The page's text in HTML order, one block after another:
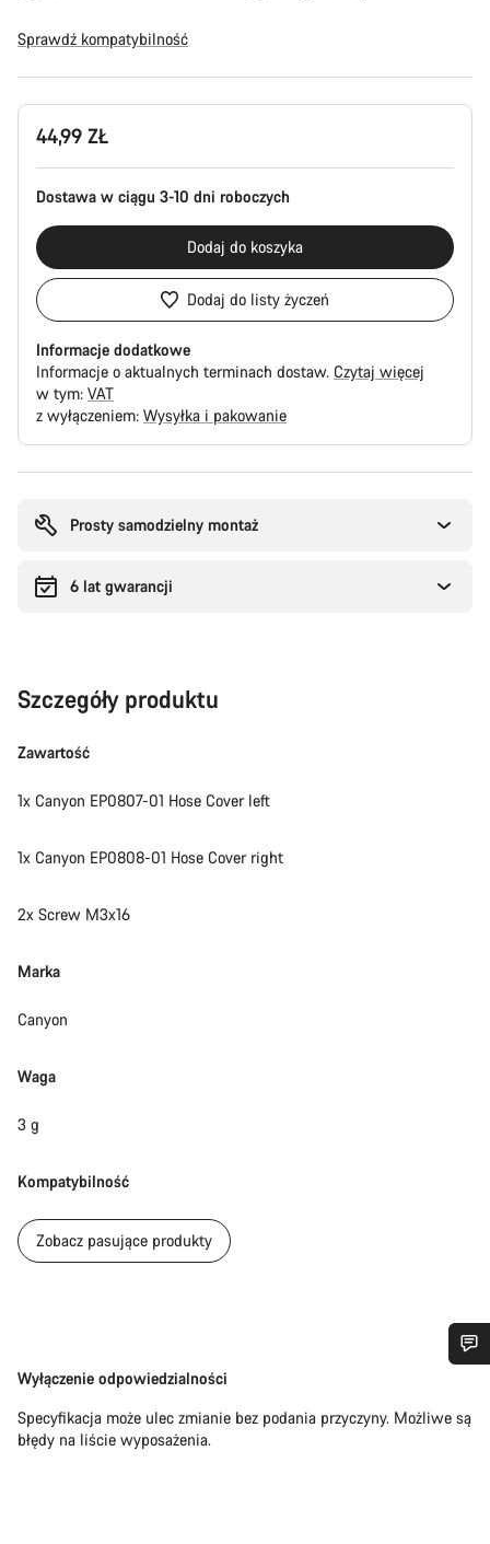
Sprawdź kompatybilność
Konfiguracja
produktu
44,99 ZŁ
Dostawa w ciągu 3-10 dni roboczych
Dodaj do koszyka
Dodaj do listy życzeń
Informacje dodatkowe
Informacje o aktualnych terminach dostaw. Czytaj więcej
w tym: VAT
z wyłączeniem: Wysyłka i pakowanie
Prosty samodzielny montaż
6 lat gwarancji
Szczegóły produktu
Zawartość
1x Canyon EP0807-01 Hose Cover left
1x Canyon EP0808-01 Hose Cover right
2x Screw M3x16
Marka
Canyon
Waga
3 g
Kompatybilność
Zobacz pasujące produkty
Zastrzeżenie
Wyłączenie odpowiedzialności
Specyfikacja może ulec zmianie bez podania przyczyny. Możliwe są
błędy na liście wyposażenia.
Potrzebujesz pomocy?
Nasi eksperci obsługi klienta czekają na Twoje pytania.